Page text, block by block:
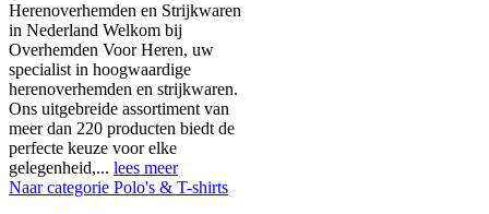
Herenoverhemden en Strijkwaren
in Nederland Welkom bij
Overhemden Voor Heren, uw
specialist in hoogwaardige
herenoverhemden en strijkwaren.
Ons uitgebreide assortiment van
meer dan 220 producten biedt de
perfecte keuze voor elke
gelegenheid,... lees meer
Naar categorie Polo's & T-shirts